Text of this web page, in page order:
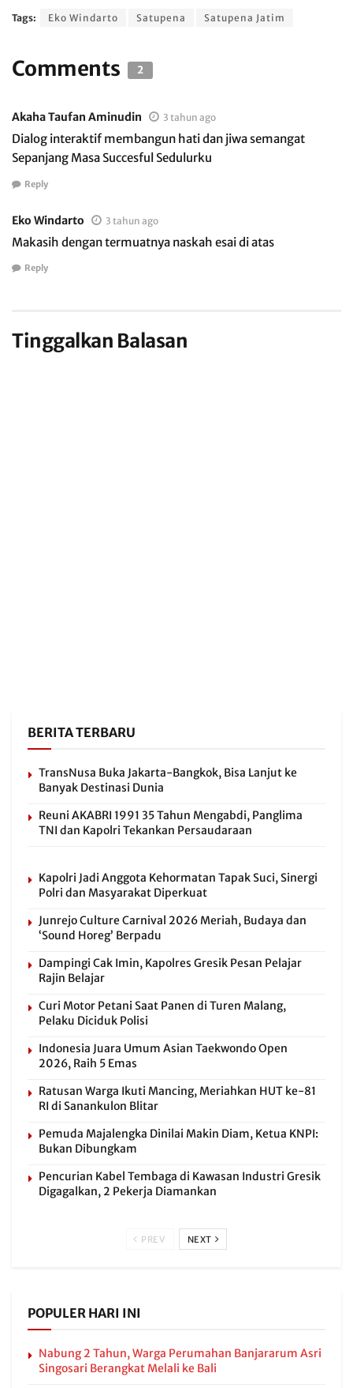
Tags: Eko Windarto Satupena Satupena Jatim
Comments 2
Akaha Taufan Aminudin 3 tahun ago
Dialog interaktif membangun hati dan jiwa semangat
Sepanjang Masa Succesful Sedulurku
Reply
Eko Windarto 3 tahun ago
Makasih dengan termuatnya naskah esai di atas
Reply
Tinggalkan Balasan
BERITA TERBARU
TransNusa Buka Jakarta-Bangkok, Bisa Lanjut ke
Banyak Destinasi Dunia
Reuni AKABRI 1991 35 Tahun Mengabdi, Panglima
TNI dan Kapolri Tekankan Persaudaraan
Kapolri Jadi Anggota Kehormatan Tapak Suci, Sinergi
Polri dan Masyarakat Diperkuat
Junrejo Culture Carnival 2026 Meriah, Budaya dan
‘Sound Horeg’ Berpadu
Dampingi Cak Imin, Kapolres Gresik Pesan Pelajar
Rajin Belajar
Curi Motor Petani Saat Panen di Turen Malang,
Pelaku Diciduk Polisi
Indonesia Juara Umum Asian Taekwondo Open
2026, Raih 5 Emas
Ratusan Warga Ikuti Mancing, Meriahkan HUT ke-81
RI di Sanankulon Blitar
Pemuda Majalengka Dinilai Makin Diam, Ketua KNPI:
Bukan Dibungkam
Pencurian Kabel Tembaga di Kawasan Industri Gresik
Digagalkan, 2 Pekerja Diamankan
PREV NEXT
POPULER HARI INI
Nabung 2 Tahun, Warga Perumahan Banjararum Asri
Singosari Berangkat Melali ke Bali